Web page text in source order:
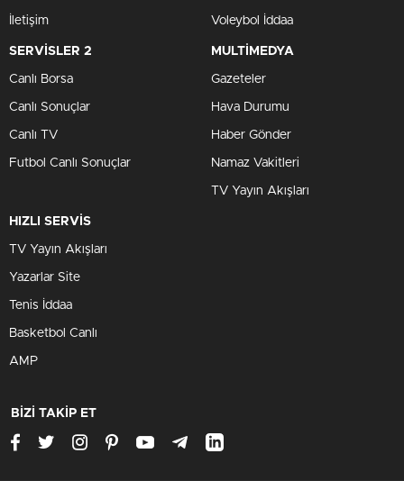
İletişim Voleybol İddaa
SERVİSLER 2
Canlı Borsa
Canlı Sonuçlar
Canlı TV
Futbol Canlı Sonuçlar
MULTİMEDYA
Gazeteler
Hava Durumu
Haber Gönder
Namaz Vakitleri
TV Yayın Akışları
HIZLI SERVİS
TV Yayın Akışları
Yazarlar Site
Tenis İddaa
Basketbol Canlı
AMP
BİZİ TAKİP ET